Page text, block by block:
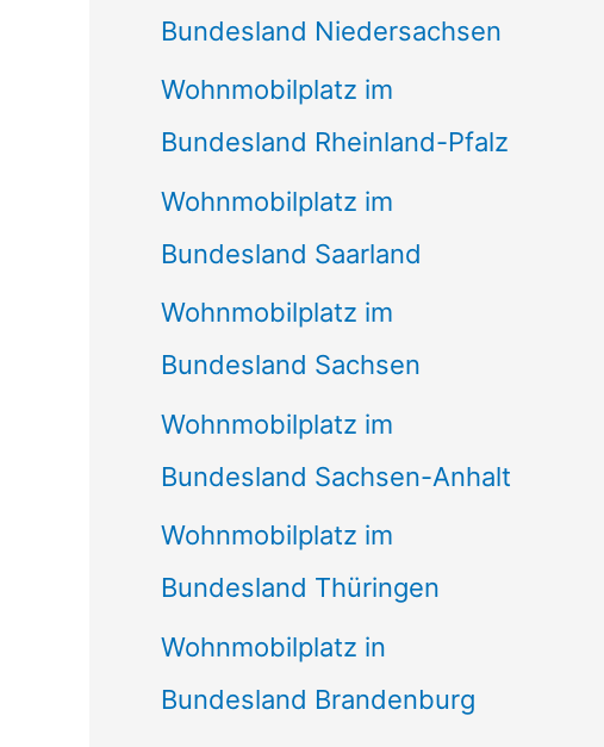
Bundesland Niedersachsen
Wohnmobilplatz im
Bundesland Rheinland-Pfalz
Wohnmobilplatz im
Bundesland Saarland
Wohnmobilplatz im
Bundesland Sachsen
Wohnmobilplatz im
Bundesland Sachsen-Anhalt
Wohnmobilplatz im
Bundesland Thüringen
Wohnmobilplatz in
Bundesland Brandenburg